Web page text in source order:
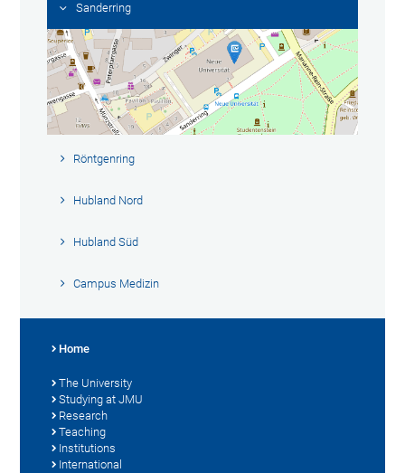
Sanderring
Röntgenring
Hubland Nord
Hubland Süd
Campus Medizin
Home
The University
Studying at JMU
Research
Teaching
Institutions
International